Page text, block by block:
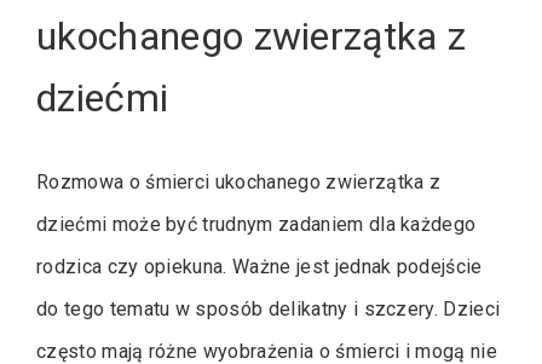
ukochanego zwierzątka z
dziećmi
Rozmowa o śmierci ukochanego zwierzątka z
dziećmi może być trudnym zadaniem dla każdego
rodzica czy opiekuna. Ważne jest jednak podejście
do tego tematu w sposób delikatny i szczery. Dzieci
często mają różne wyobrażenia o śmierci i mogą nie